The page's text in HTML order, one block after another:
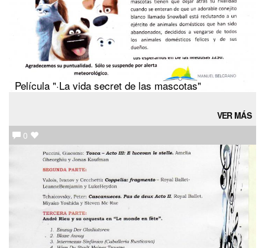
Película "·La vida secret de las mascotas"
VER MÁS
0